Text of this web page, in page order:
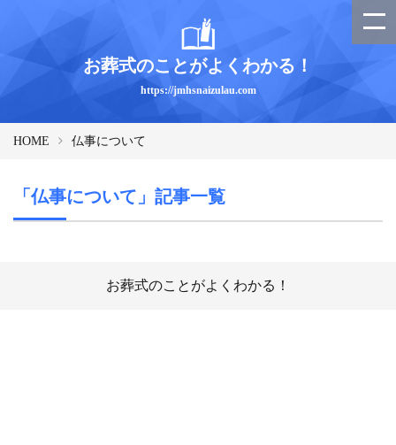
お葬式のことがよくわかる！
https://jmhsnaizulau.com
HOME 仏事について
「仏事について」記事一覧
お葬式のことがよくわかる！